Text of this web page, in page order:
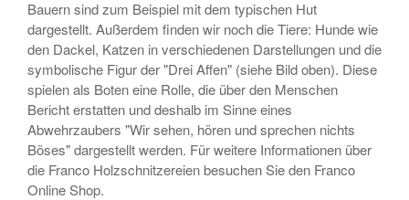
Bauern sind zum Beispiel mit dem typischen Hut
dargestellt. Außerdem finden wir noch die Tiere: Hunde wie
den Dackel, Katzen in verschiedenen Darstellungen und die
symbolische Figur der "Drei Affen" (siehe Bild oben). Diese
spielen als Boten eine Rolle, die über den Menschen
Bericht erstatten und deshalb im Sinne eines
Abwehrzaubers "Wir sehen, hören und sprechen nichts
Böses" dargestellt werden. Für weitere Informationen über
die Franco Holzschnitzereien besuchen Sie den Franco
Online Shop.